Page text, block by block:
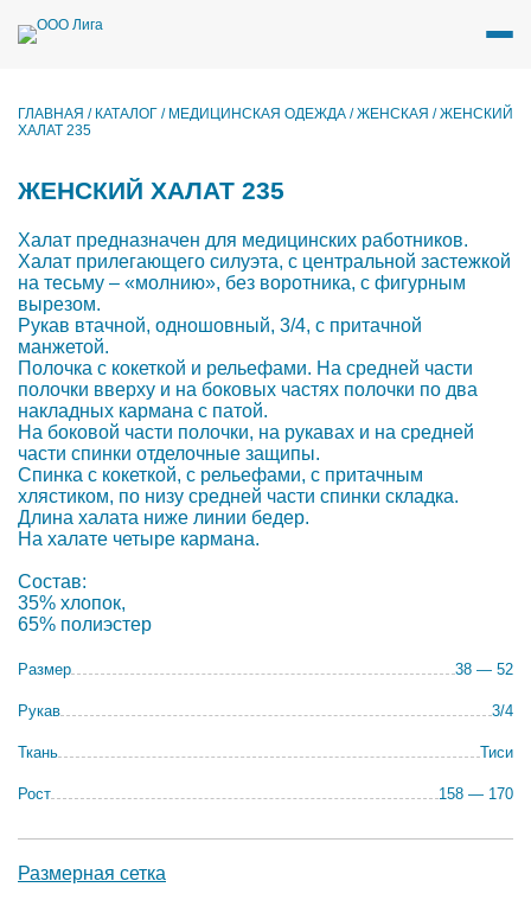
содержимому
ГЛАВНАЯ / КАТАЛОГ / МЕДИЦИНСКАЯ ОДЕЖДА /ЖЕНСКАЯ /ЖЕНСКИЙ
ХАЛАТ 235
ЖЕНСКИЙ ХАЛАТ 235
Халат предназначен для медицинских работников.
Халат прилегающего силуэта, с центральной застежкой
на тесьму – «молнию», без воротника, с фигурным
вырезом.
Рукав втачной, одношовный, 3/4, с притачной
манжетой.
Полочка с кокеткой и рельефами. На средней части
полочки вверху и на боковых частях полочки по два
накладных кармана с патой.
На боковой части полочки, на рукавах и на средней
части спинки отделочные защипы.
Спинка с кокеткой, с рельефами, с притачным
хлястиком, по низу средней части спинки складка.
Длина халата ниже линии бедер.
На халате четыре кармана.
Состав:
35% хлопок,
65% полиэстер
Размер 38 — 52
Рукав 3/4
Ткань Тиси
Рост 158 — 170
Размерная сетка